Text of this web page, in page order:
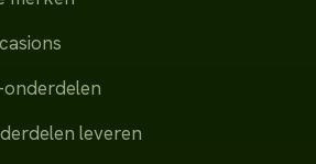
onderdelen
leveren